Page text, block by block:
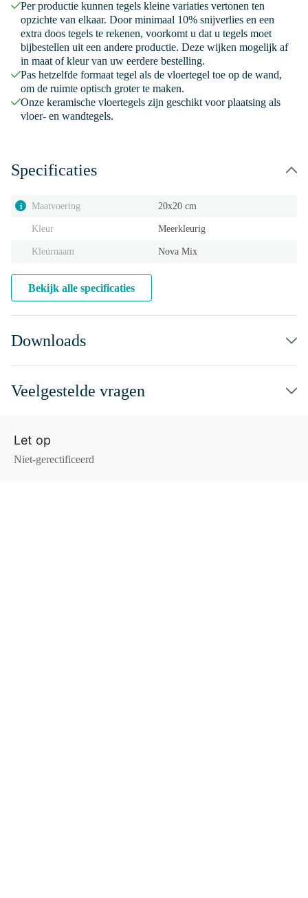
Per productie kunnen tegels kleine variaties vertonen ten
opzichte van elkaar. Door minimaal 10% snijverlies en een
extra doos tegels te rekenen, voorkomt u dat u tegels moet
bijbestellen uit een andere productie. Deze wijken mogelijk af
in maat of kleur van uw eerdere bestelling.
Pas hetzelfde formaat tegel als de vloertegel toe op de wand,
om de ruimte optisch groter te maken.
Onze keramische vloertegels zijn geschikt voor plaatsing als
vloer- en wandtegels.
Specificaties
i Maatvoering 20x20 cm
Kleur Meerkleurig
Kleurnaam Nova Mix
Bekijk alle specificaties
Downloads
Veelgestelde vragen
Let op
Niet-gerectificeerd